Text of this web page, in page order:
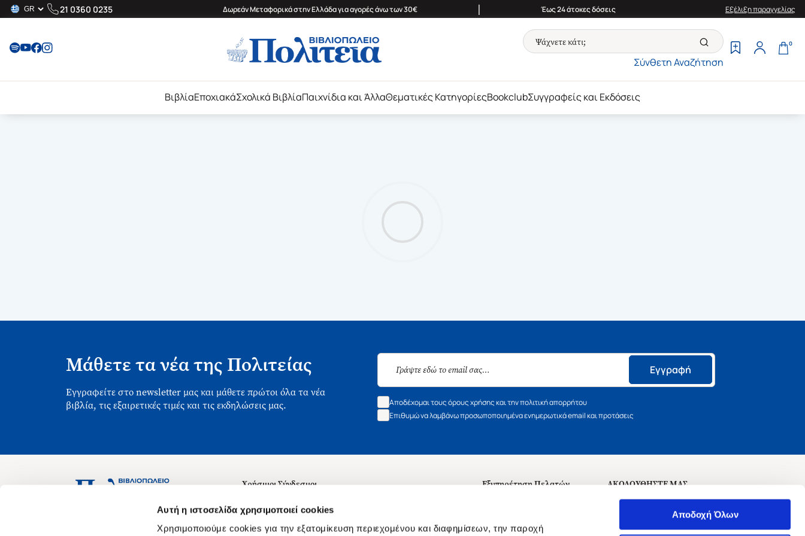
Αυτή η ιστοσελίδα χρησιμοποιεί cookies
Χρησιμοποιούμε cookies για την εξατομίκευση περιεχομένου και διαφημίσεων, την παροχή
Αποδοχή Όλων
21 0360 0235 Δωρεάν Μεταφορικά στην Ελλάδα για αγορές άνω των 30€ | Έως 24 άτοκες δόσεις Εξέλιξη παραγγελίας
Σύνθετη Αναζήτηση
0
ΒιβλίαΕποχιακάΣχολικά ΒιβλίαΠαιχνίδια και ΆλλαΘεματικές ΚατηγορίεςBookclubΣυγγραφείς και Εκδόσεις
Μάθετε τα νέα της Πολιτείας
Εγγραφείτε στο newsletter μας και μάθετε πρώτοι όλα τα νέα
βιβλία, τις εξαιρετικές τιμές και τις εκδηλώσεις μας.
Εγγραφή
Αποδέχομαι τους όρους χρήσης και την πολιτική απορρήτου
Επιθυμώ να λαμβάνω προσωποποιημένα ενημερωτικά email και προτάσεις
Ασκληπιού 1-3, Αθήνα 106 79
Χρήσιμοι Σύνδεσμοι
Σχετικά με εμάς
Θέσεις Εργασίας
Εξυπηρέτηση Πελατών
ΑΚΟΛΟΥΘΗΣΤΕ ΜΑΣ